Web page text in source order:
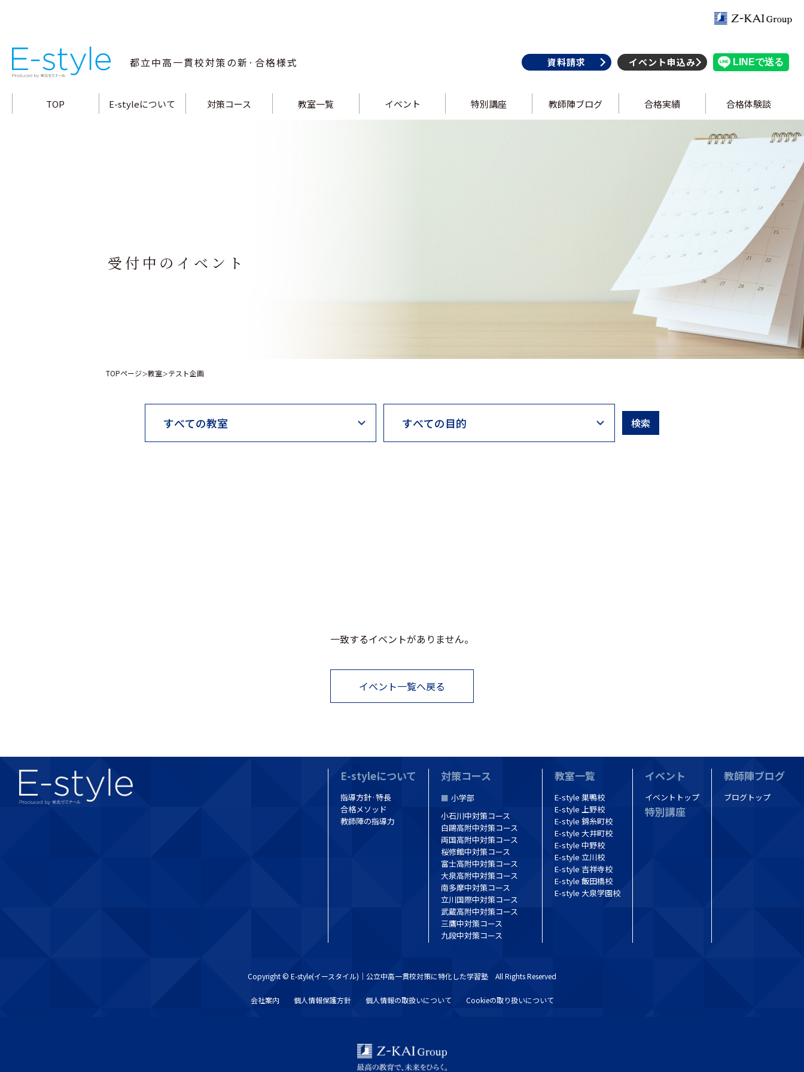
都立中高一貫校対策の新·合格様式 資料請求 イベント申込み
TOP E-styleについて 対策コース 教室一覧 イベント 特別講座 教師陣ブログ 合格実績 合格体験談
受付中のイベント
TOPページ＞教室＞テスト企画
一致するイベントがありません。
イベント一覧へ戻る
E-styleについて
指導方針·特長
合格メソッド
教師陣の指導力
対策コース
小学部
小石川中対策コース
白鷗高附中対策コース
両国高附中対策コース
桜修館中対策コース
富士高附中対策コース
大泉高附中対策コース
南多摩中対策コース
立川国際中対策コース
武蔵高附中対策コース
三鷹中対策コース
九段中対策コース
教室一覧
E-style 巣鴨校
E-style 上野校
E-style 錦糸町校
E-style 大井町校
E-style 中野校
E-style 立川校
E-style 吉祥寺校
E-style 飯田橋校
E-style 大泉学園校
イベント
イベントトップ
特別講座
教師陣ブログ
ブログトップ
Copyright © E-style(イースタイル)｜公立中高一貫校対策に特化した学習塾 All Rights Reserved
会社案内 個人情報保護方針 個人情報の取扱いについて Cookieの取り扱いについて